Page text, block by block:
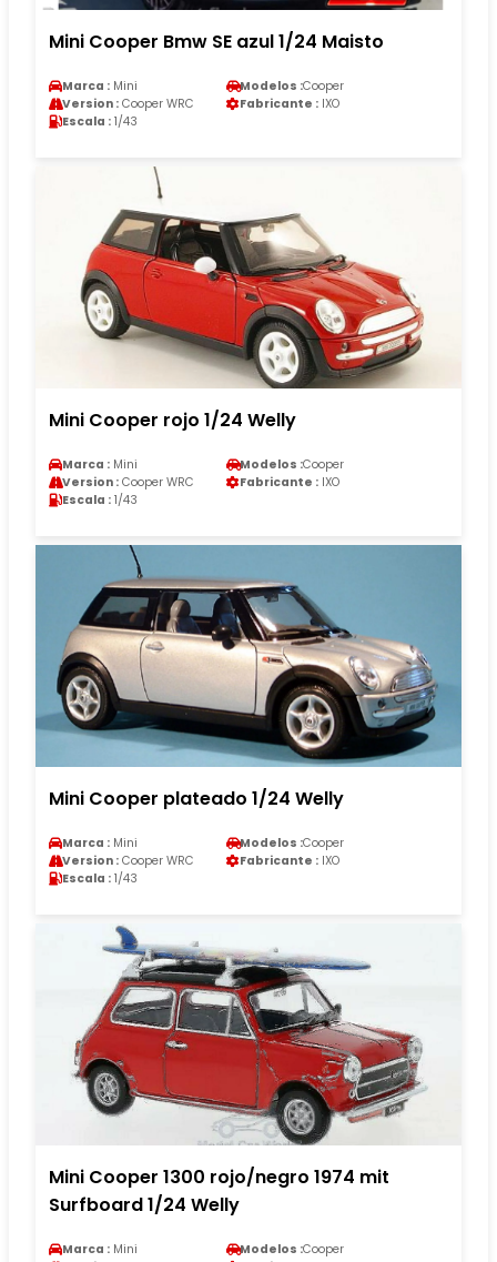
Mini Cooper Bmw SE azul 1/24 Maisto
Marca : Mini Modelos :Cooper
Version : Cooper WRC Fabricante : IXO
Escala : 1/43
Mini Cooper rojo 1/24 Welly
Marca : Mini Modelos :Cooper
Version : Cooper WRC Fabricante : IXO
Escala : 1/43
Mini Cooper plateado 1/24 Welly
Marca : Mini Modelos :Cooper
Version : Cooper WRC Fabricante : IXO
Escala : 1/43
Mini Cooper 1300 rojo/negro 1974 mit
Surfboard 1/24 Welly
Marca : Mini Modelos :Cooper